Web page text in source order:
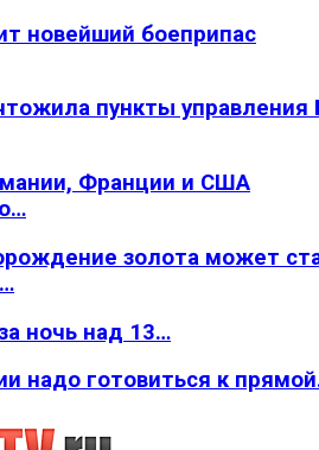
новейший боеприпас
пункты
Франции и США
золота может
ночь над 13…
надо готовиться к